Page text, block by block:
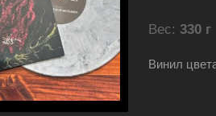
Вес: 330 г
Винил